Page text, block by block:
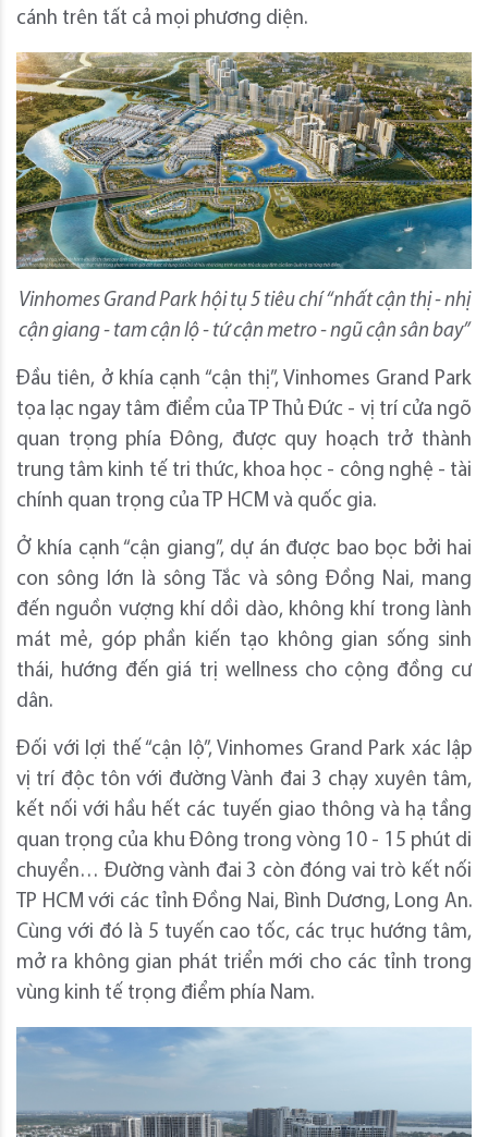
cánh trên tất cả mọi phương diện.
Vinhomes Grand Park hội tụ 5 tiêu chí “nhất cận thị - nhị
cận giang - tam cận lộ - tứ cận metro - ngũ cận sân bay”
Đầu tiên, ở khía cạnh “cận thị”, Vinhomes Grand Park
tọa lạc ngay tâm điểm của TP Thủ Đức - vị trí cửa ngõ
quan trọng phía Đông, được quy hoạch trở thành
trung tâm kinh tế tri thức, khoa học - công nghệ - tài
chính quan trọng của TP HCM và quốc gia.
Ở khía cạnh “cận giang”, dự án được bao bọc bởi hai
con sông lớn là sông Tắc và sông Đồng Nai, mang
đến nguồn vượng khí dồi dào, không khí trong lành
mát mẻ, góp phần kiến tạo không gian sống sinh
thái, hướng đến giá trị wellness cho cộng đồng cư
dân.
Đối với lợi thế “cận lộ”, Vinhomes Grand Park xác lập
vị trí độc tôn với đường Vành đai 3 chạy xuyên tâm,
kết nối với hầu hết các tuyến giao thông và hạ tầng
quan trọng của khu Đông trong vòng 10 - 15 phút di
chuyển… Đường vành đai 3 còn đóng vai trò kết nối
TP HCM với các tỉnh Đồng Nai, Bình Dương, Long An.
Cùng với đó là 5 tuyến cao tốc, các trục hướng tâm,
mở ra không gian phát triển mới cho các tỉnh trong
vùng kinh tế trọng điểm phía Nam.